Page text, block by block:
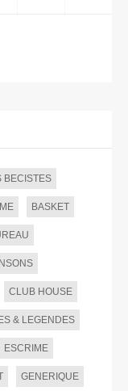
BECISTES
BASKET
CLUB HOUSE
& LEGENDES
ESCRIME
GENERIQUE